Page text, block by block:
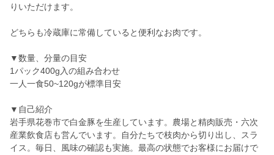
りいただけます。
どちらも冷蔵庫に常備していると便利なお肉です。
▼数量、分量の目安
1パック400g入の組み合わせ
一人一食50~120gが標準目安
▼自己紹介
岩手県花巻市で白金豚を生産しています。農場と精肉販売・六次
産業飲食店も営んでいます。自分たちで枝肉から切り出し、スラ
イス。毎日、風味の確認も実施。最高の状態でお客様にお届けで